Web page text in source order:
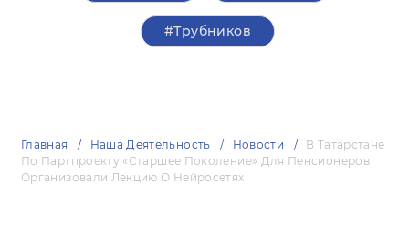
#Трубников
Главная Наша Деятельность Новости
В Татарстане
По Партпроекту «Старшее Поколение» Для Пенсионеров
Организовали Лекцию О Нейросетях